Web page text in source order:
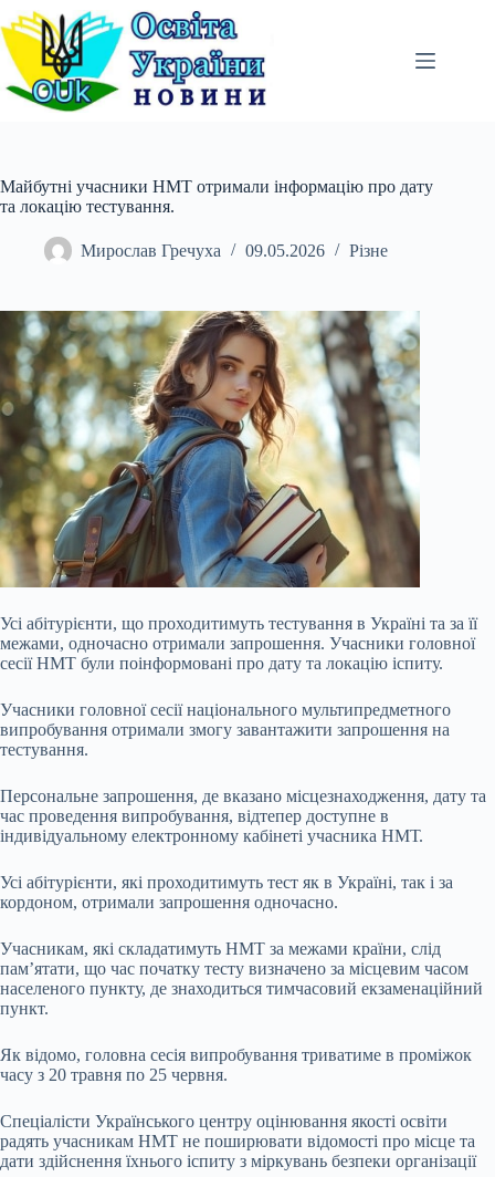
Перейти
до
вмісту
Майбутні учасники НМТ отримали інформацію про дату
та локацію тестування.
Мирослав Гречуха 09.05.2026 Різне
Усі абітурієнти, що проходитимуть тестування в Україні та за її
межами, одночасно отримали запрошення. Учасники головної
сесії НМТ були поінформовані про дату та локацію іспиту.
Учасники головної сесії національного мультипредметного
випробування отримали змогу завантажити запрошення на
тестування.
Персональне запрошення, де вказано місцезнаходження, дату та
час проведення випробування, відтепер доступне в
індивідуальному електронному кабінеті учасника НМТ.
Усі абітурієнти, які проходитимуть тест як в Україні, так і за
кордоном, отримали запрошення одночасно.
Учасникам, які складатимуть НМТ за межами країни, слід
пам’ятати, що час початку тесту визначено за місцевим часом
населеного пункту, де знаходиться тимчасовий екзаменаційний
пункт.
Як відомо, головна сесія випробування триватиме в проміжок
часу з 20 травня по 25 червня.
Спеціалісти Українського центру оцінювання якості освіти
радять учасникам НМТ не поширювати відомості про місце та
дати здійснення їхнього іспиту з міркувань безпеки організації